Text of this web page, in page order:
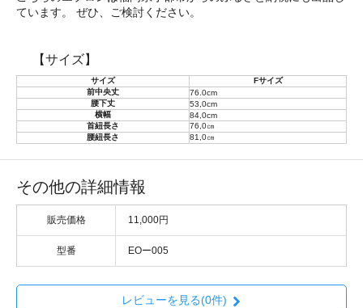
ています。 ぜひ、ご検討ください。
【サイズ】
サイズ
Fサイズ
前中央丈
76.0cm
腰下丈
53,0cm
横幅
84,0cm
首紐長さ
76,0㎝
腰紐長さ
81,0㎝
その他の詳細情報
販売価格 11,000円
型番 EOー005
レビューを見る(0件)